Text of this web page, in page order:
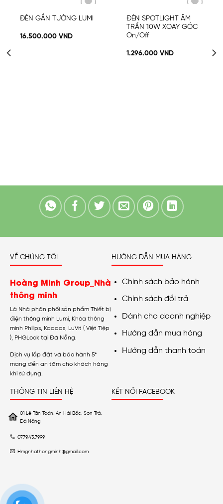
Add
ĐÈN GẮN TƯỜNG LUMI
16.500.000 VND
Add
to
wishlist
ĐÈN SPOTLIGHT ÂM
TRẦN 10W XOAY GÓC
On/Off
1.296.000 VND
VỀ CHÚNG TÔI
Hoàng Minh Group_Nhà
thông minh
Là Nhà phân phối sản phẩm Thiết bị
điện thông minh Lumi, Khóa thông
minh Philips, Kaadas, LuVit ( Việt Tiệp
), PHGLock tại Đà Nẵng.
Dịch vụ lắp đặt và bảo hành 5*
mang đến an tâm cho khách hàng
khi sử dụng.
HƯỚNG DẪN MUA HÀNG
Chính sách bảo hành
Chính sách đổi trả
Dành cho doanh nghiệp
Hướng dẫn mua hàng
Hướng dẫn thanh toán
THÔNG TIN LIÊN HỆ
01 Lê Tấn Toán, An Hải Bắc, Sơn Trà,
Đà Nẵng
0779.43.7999
Hmgnhathongminh@gmail.com
KẾT NỐI FACEBOOK